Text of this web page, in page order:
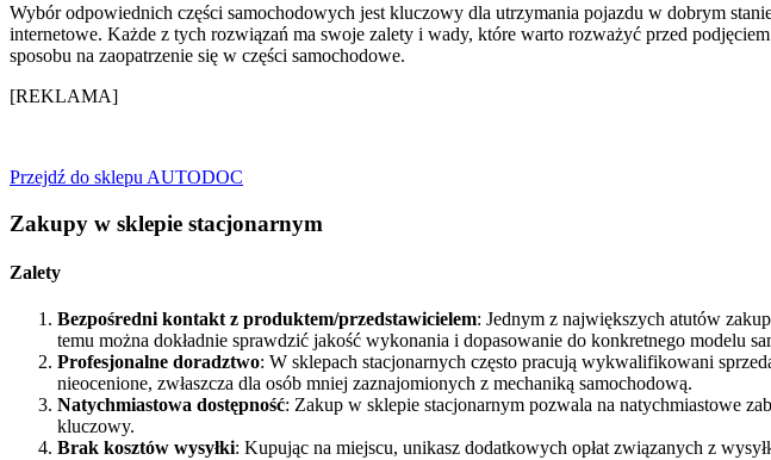
Wybór odpowiednich części samochodowych jest kluczowy dla utrzymania pojazdu w dobrym
internetowe. Każde z tych rozwiązań ma swoje zalety i wady, które warto rozważyć przed
sposobu na zaopatrzenie się w części samochodowe.
[REKLAMA]
Przejdź do sklepu AUTODOC
Zakupy w sklepie stacjonarnym
Zalety
Bezpośredni kontakt z produktem/przedstawicielem: Jednym z największych atutów
temu można dokładnie sprawdzić jakość wykonania i dopasowanie do konkretnego modelu
Profesjonalne doradztwo: W sklepach stacjonarnych często pracują wykwalifikowani
nieocenione, zwłaszcza dla osób mniej zaznajomionych z mechaniką samochodową.
Natychmiastowa dostępność: Zakup w sklepie stacjonarnym pozwala na natychmiastowe
kluczowy.
Brak kosztów wysyłki: Kupując na miejscu, unikasz dodatkowych opłat związanych z